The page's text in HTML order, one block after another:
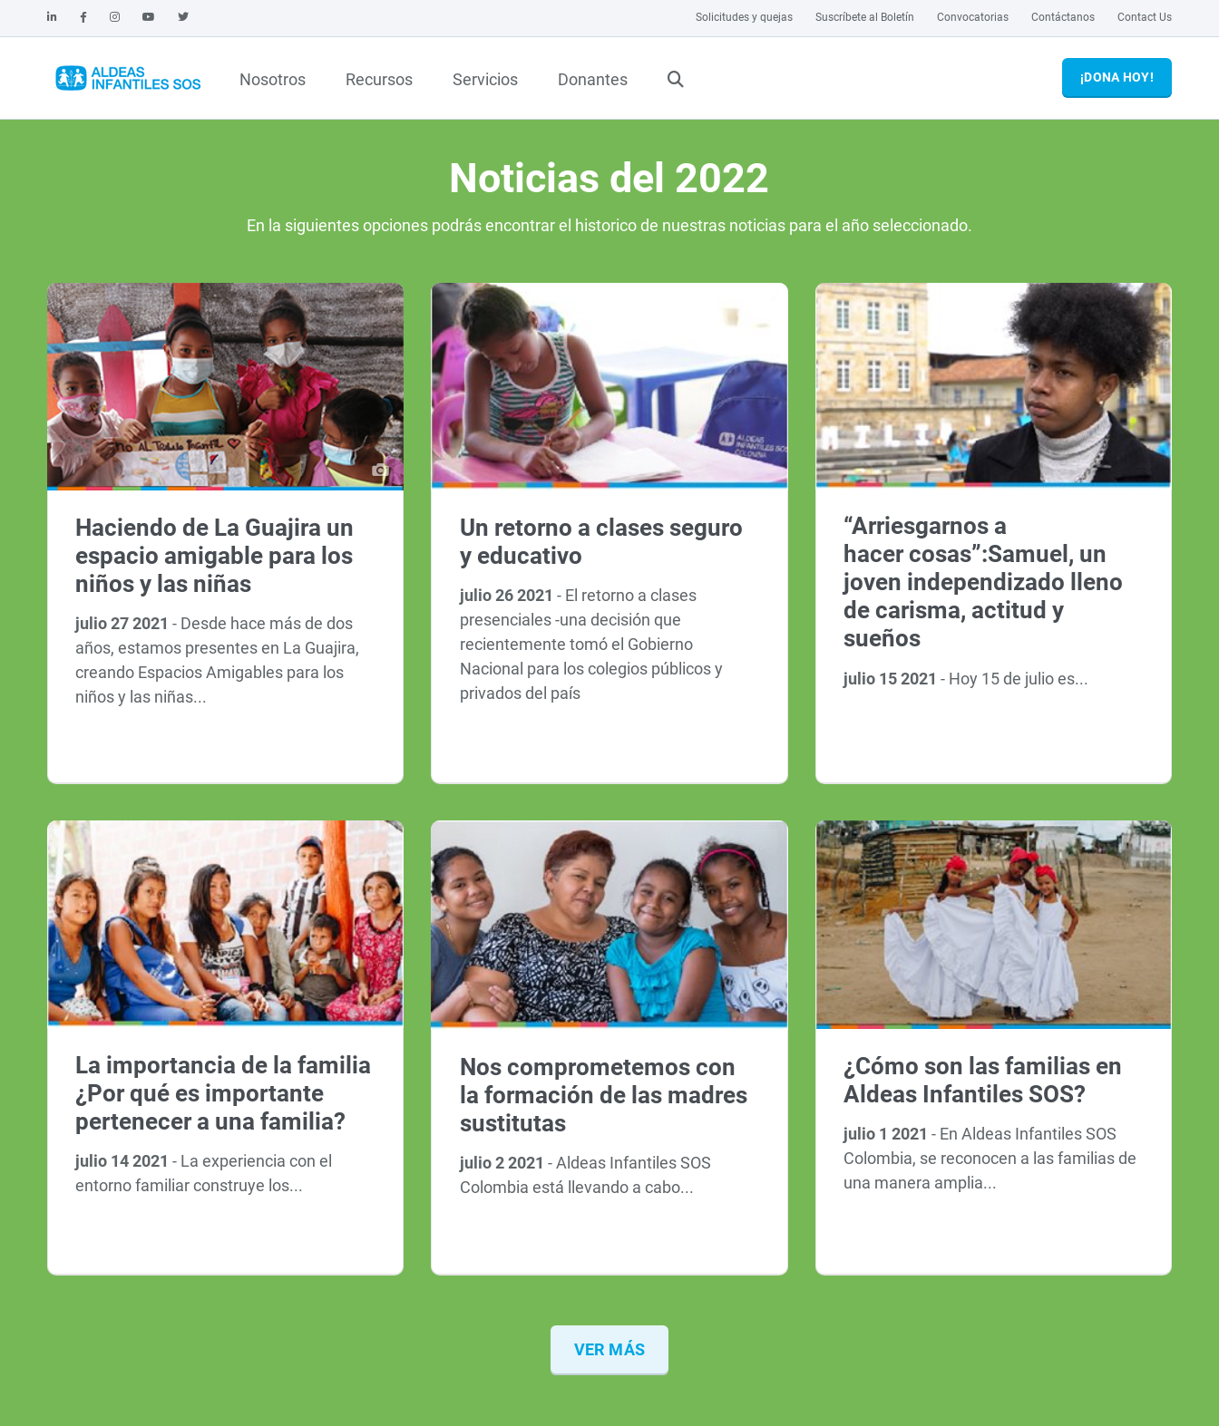
Solicitudes y quejas Suscríbete al Boletín Convocatorias Contáctanos Contact Us
Nosotros Recursos Servicios Donantes ¡DONA HOY!
Noticias del 2022
En la siguientes opciones podrás encontrar el historico de nuestras noticias para el año seleccionado.
Haciendo de La Guajira un
espacio amigable para los
niños y las niñas
julio 27 2021- Desde hace más de dos
años, estamos presentes en La Guajira,
creando Espacios Amigables para los
niños y las niñas...
Un retorno a clases seguro
y educativo
julio 26 2021 - El retorno a clases
presenciales -una decisión que
recientemente tomó el Gobierno
Nacional para los colegios públicos y
privados del país
“Arriesgarnos a
hacer cosas”:Samuel, un
joven independizado lleno
de carisma, actitud y
sueños
julio 15 2021- Hoy 15 de julio es...
La importancia de la familia
¿Por qué es importante
pertenecer a una familia?
julio 14 2021- La experiencia con el
entorno familiar construye los...
Nos comprometemos con
la formación de las madres
sustitutas
julio 2 2021 -Aldeas Infantiles SOS
Colombia está llevando a cabo...
¿Cómo son las familias en
Aldeas Infantiles SOS?
julio 1 2021- En Aldeas Infantiles SOS
Colombia, se reconocen a las familias de
una manera amplia...
VER MÁS